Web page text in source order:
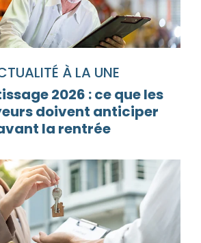
À LA UNE
2026 : ce que les
doivent anticiper
la rentrée